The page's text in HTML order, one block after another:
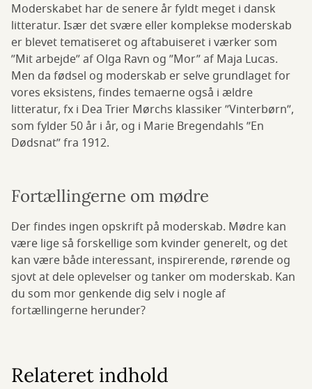
Moderskabet har de senere år fyldt meget i dansk
litteratur. Især det svære eller komplekse moderskab
er blevet tematiseret og aftabuiseret i værker som
”Mit arbejde” af Olga Ravn og ”Mor” af Maja Lucas.
Men da fødsel og moderskab er selve grundlaget for
vores eksistens, findes temaerne også i ældre
litteratur, fx i Dea Trier Mørchs klassiker ”Vinterbørn”,
som fylder 50 år i år, og i Marie Bregendahls ”En
Dødsnat” fra 1912.
Fortællingerne om mødre
Der findes ingen opskrift på moderskab. Mødre kan
være lige så forskellige som kvinder generelt, og det
kan være både interessant, inspirerende, rørende og
sjovt at dele oplevelser og tanker om moderskab. Kan
du som mor genkende dig selv i nogle af
fortællingerne herunder?
Relateret indhold